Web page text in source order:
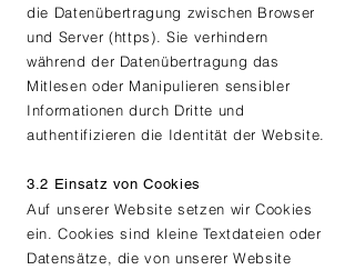
die Datenübertragung zwischen Browser
und Server (https). Sie verhindern
während der Datenübertragung das
Mitlesen oder Manipulieren sensibler
Informationen durch Dritte und
authentifizieren die Identität der Website.
3.2 Einsatz von Cookies
Auf unserer Website setzen wir Cookies
ein. Cookies sind kleine Textdateien oder
Datensätze, die von unserer Website